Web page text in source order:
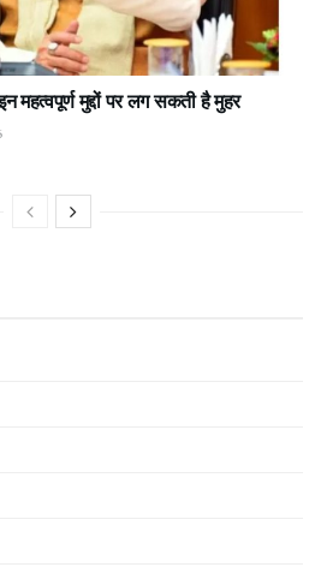
मुद्दों पर लग सकती है मुहर